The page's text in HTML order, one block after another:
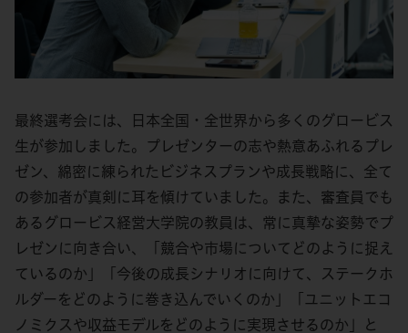
最終選考会には、日本全国・全世界から多くのグロービス
生が参加しました。プレゼンターの志や熱意あふれるプレ
ゼン、綿密に練られたビジネスプランや成長戦略に、全て
の参加者が真剣に耳を傾けていました。また、審査員でも
あるグロービス経営大学院の教員は、常に真摯な姿勢でプ
レゼンに向き合い、「競合や市場についてどのように捉え
ているのか」「今後の成長シナリオに向けて、ステークホ
ルダーをどのように巻き込んでいくのか」「ユニットエコ
ノミクスや収益モデルをどのように実現させるのか」と